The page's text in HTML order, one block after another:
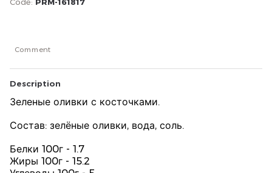
Comment
Description
Зеленые оливки с косточками.
Состав: зелёные оливки, вода, соль.
Белки 100г - 1.7
Жиры 100г - 15.2